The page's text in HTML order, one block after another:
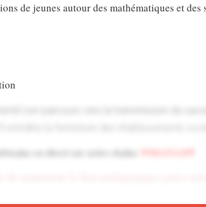
de jeunes autour des mathématiques et des
en direct sur notre chaîne
WHATSAPP